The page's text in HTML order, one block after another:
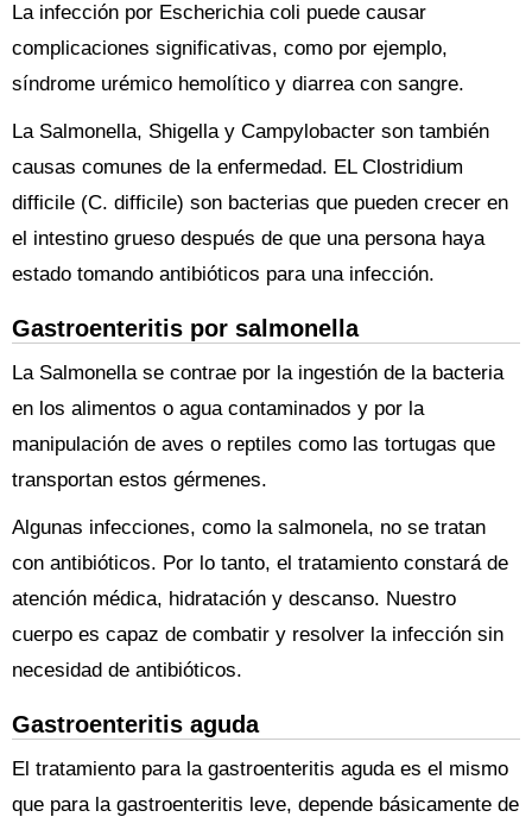
La infección por Escherichia coli puede causar
complicaciones significativas, como por ejemplo,
síndrome urémico hemolítico y diarrea con sangre.
La Salmonella, Shigella y Campylobacter son también
causas comunes de la enfermedad. EL Clostridium
difficile (C. difficile) son bacterias que pueden crecer en
el intestino grueso después de que una persona haya
estado tomando antibióticos para una infección.
Gastroenteritis por salmonella
La Salmonella se contrae por la ingestión de la bacteria
en los alimentos o agua contaminados y por la
manipulación de aves o reptiles como las tortugas que
transportan estos gérmenes.
Algunas infecciones, como la salmonela, no se tratan
con antibióticos. Por lo tanto, el tratamiento constará de
atención médica, hidratación y descanso. Nuestro
cuerpo es capaz de combatir y resolver la infección sin
necesidad de antibióticos.
Gastroenteritis aguda
El tratamiento para la gastroenteritis aguda es el mismo
que para la gastroenteritis leve, depende básicamente de